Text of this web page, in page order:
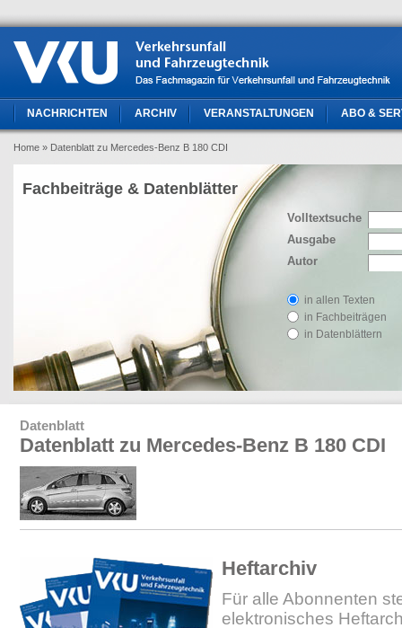
NACHRICHTEN ARCHIV VERANSTALTUNGEN ABO &
Home » Datenblatt zu Mercedes-Benz B 180 CDI
Volltextsuche
Ausgabe
Autor
in allen Texten
in Fachbeiträgen
in Datenblättern
Fachbeiträge & Datenblätter
Datenblatt
Datenblatt zu Mercedes-Benz B 180 CDI
Heftarchiv
Für alle Abonnenten
elektronisches